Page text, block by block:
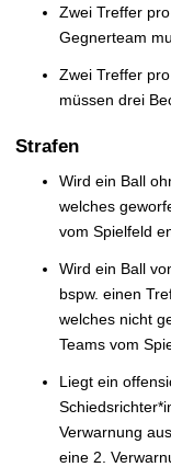
Zwei Treffer
Gegnerteam
Zwei Treffer
müssen drei
Strafen
Wird ein Ball
welches
vom Spielfeld
Wird ein Ball
bspw. einen
welches nicht
Teams vom
Liegt ein
Verwarnung
eine 2.